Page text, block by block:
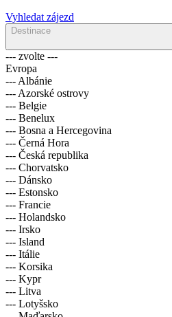
Vyhledat zájezd
Destinace
--- zvolte ---
Evropa
--- Albánie
--- Azorské ostrovy
--- Belgie
--- Benelux
--- Bosna a Hercegovina
--- Černá Hora
--- Česká republika
--- Chorvatsko
--- Dánsko
--- Estonsko
--- Francie
--- Holandsko
--- Irsko
--- Island
--- Itálie
--- Korsika
--- Kypr
--- Litva
--- Lotyšsko